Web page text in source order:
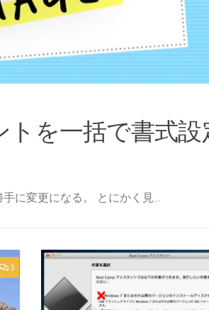
トを一括で書式設
に変更になる。 とにかく見...
3